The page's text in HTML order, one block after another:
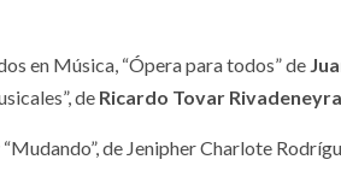
en Música, “Ópera para todos” de
de Ricardo Tovar Rivadeneyra
de Jenipher Charlote